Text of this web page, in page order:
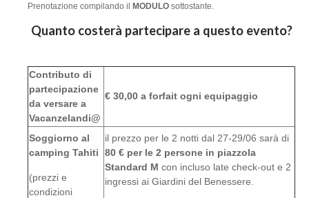
Prenotazione compilando il MODULO sottostante.
Quanto costerà partecipare a questo evento?
Contributo di
partecipazione
da versare a
Vacanzelandi@
€ 30,00 a forfait ogni equipaggio
Soggiorno al
camping Tahiti
(prezzi e
condizioni
il prezzo per le 2 notti dal 27-29/06 sarà di
80 € per le 2 persone in piazzola
Standard M con incluso late check-out e 2
ingressi ai Giardini del Benessere.